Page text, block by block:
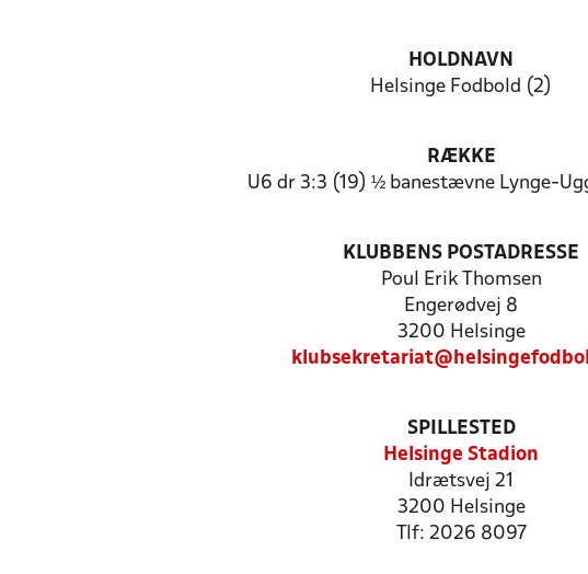
HOLDNAVN
Helsinge Fodbold (2)
RÆKKE
U6 dr 3:3 (19) ½ banestævne Lynge-
KLUBBENS POSTADRESSE
Poul Erik Thomsen
Engerødvej 8
3200 Helsinge
SPILLESTED
Helsinge Stadion
Idrætsvej 21
3200 Helsinge
Tlf: 2026 8097